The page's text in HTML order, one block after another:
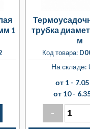
1
трубка
м
Код товара:
На складе:
от 1 -
от 10 -
-